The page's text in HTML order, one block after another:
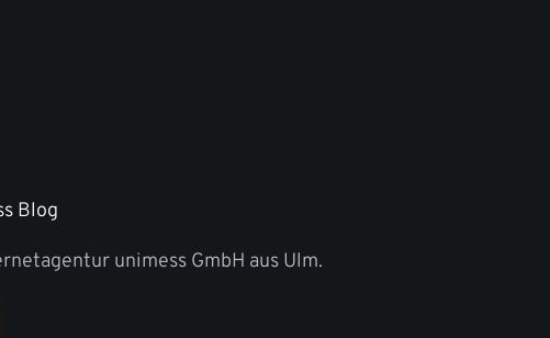
Blog
unimess GmbH aus Ulm.